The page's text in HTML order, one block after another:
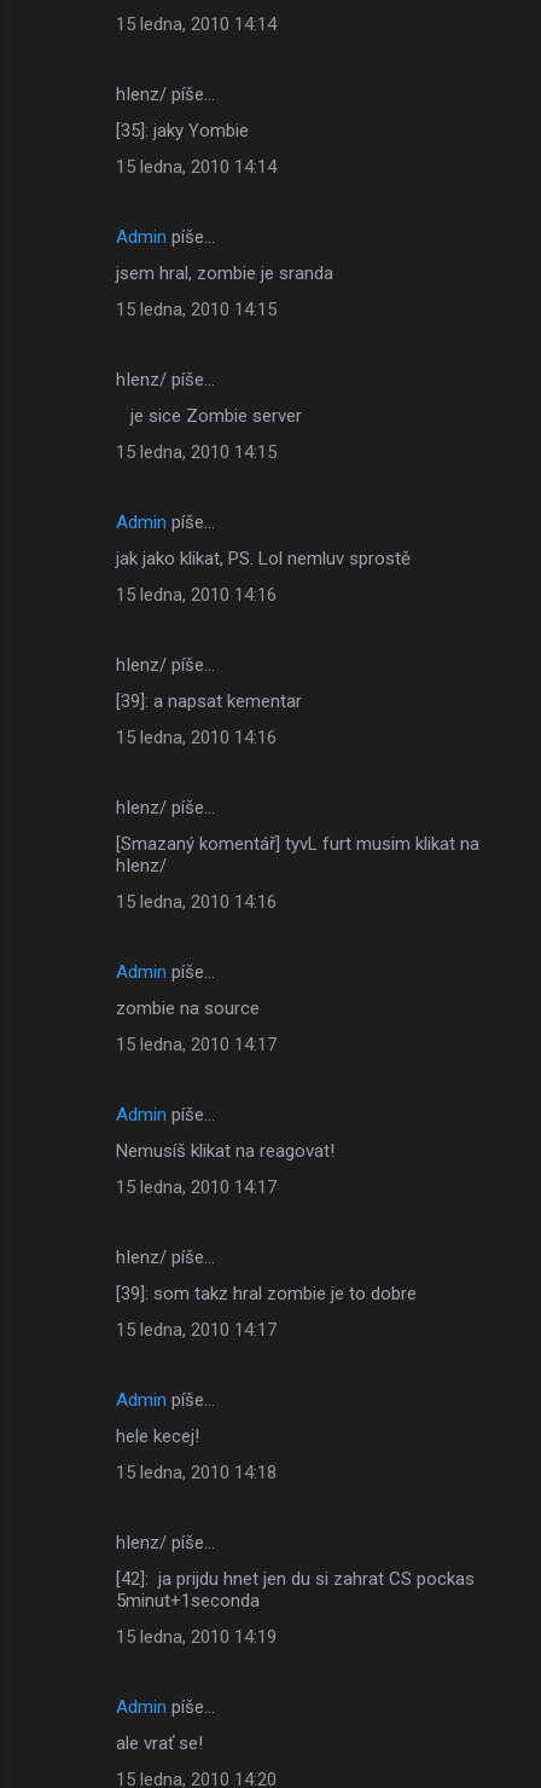
15 ledna, 2010 14:14
hIenz/ píše…
[35]: jaky Yombie
15 ledna, 2010 14:14
Admin píše…
jsem hral, zombie je sranda
15 ledna, 2010 14:15
hIenz/ píše…
je sice Zombie server
15 ledna, 2010 14:15
Admin píše…
jak jako klikat, PS. Lol nemluv sprostě
15 ledna, 2010 14:16
hIenz/ píše…
[39]: a napsat kementar
15 ledna, 2010 14:16
hIenz/ píše…
[Smazaný komentář] tyvL furt musim klikat na
hIenz/
15 ledna, 2010 14:16
Admin píše…
zombie na source
15 ledna, 2010 14:17
Admin píše…
Nemusíš klikat na reagovat!
15 ledna, 2010 14:17
hIenz/ píše…
[39]: som takz hral zombie je to dobre
15 ledna, 2010 14:17
Admin píše…
hele kecej!
15 ledna, 2010 14:18
hIenz/ píše…
[42]: ja prijdu hnet jen du si zahrat CS pockas
5minut+1seconda
15 ledna, 2010 14:19
Admin píše…
ale vrať se!
15 ledna, 2010 14:20